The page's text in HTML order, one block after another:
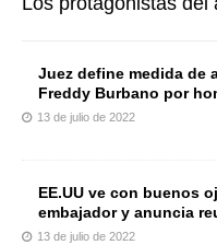
Juez define medida de
Freddy Burbano por
13 de julio de 2022
EE.UU ve con buenos
embajador y anuncia
13 de julio de 2022